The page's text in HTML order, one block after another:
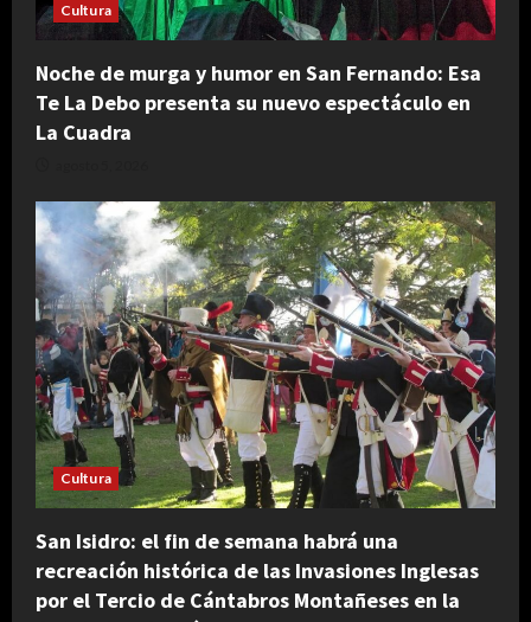
Cultura
Noche de murga y humor en San Fernando: Esa
Te La Debo presenta su nuevo espectáculo en
La Cuadra
Cultura
San Isidro: el fin de semana habrá una
recreación histórica de las Invasiones Inglesas
por el Tercio de Cántabros Montañeses en la